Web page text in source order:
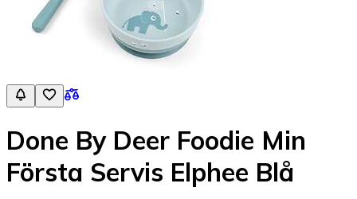
Done By Deer Foodie Min
Första Servis Elphee Blå